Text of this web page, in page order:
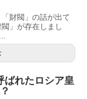
財閥」の話が出て
」が存在しまし
ばれたロシア皇